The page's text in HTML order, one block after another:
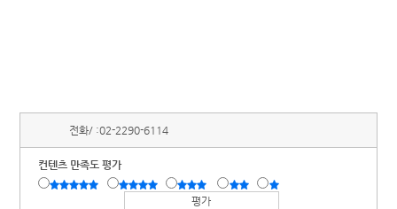
전화/ :02-2290-6114
컨텐츠 만족도 평가